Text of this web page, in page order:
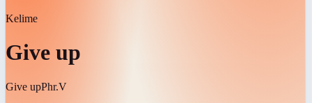
Kelime
Give up
Give upPhr.V